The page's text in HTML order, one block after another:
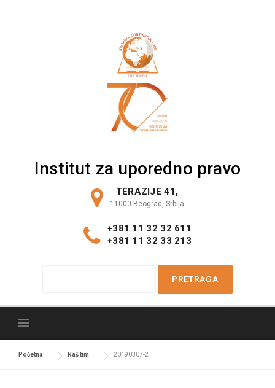
Institut za uporedno pravo
TERAZIJE 41,
11000 Beograd, Srbija
+381 11 32 32 611
+381 11 32 33 213
h
f
Početna Naš tim 20190307-2